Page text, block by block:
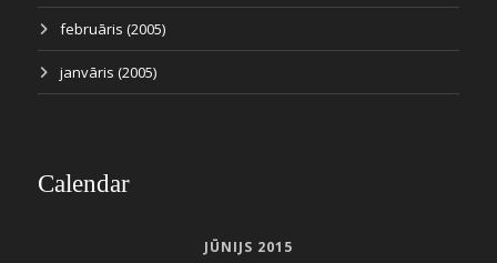
februāris (2005)
janvāris (2005)
Calendar
JŪNIJS 2015